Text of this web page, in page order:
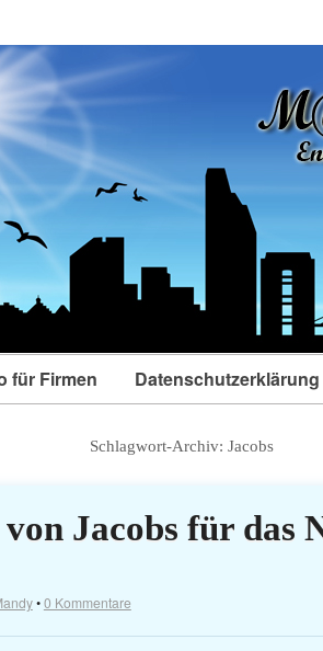
für Firmen Datenschutzerklärung
Schlagwort-Archiv:Jacobs
Jacobs für das
•0 Kommentare